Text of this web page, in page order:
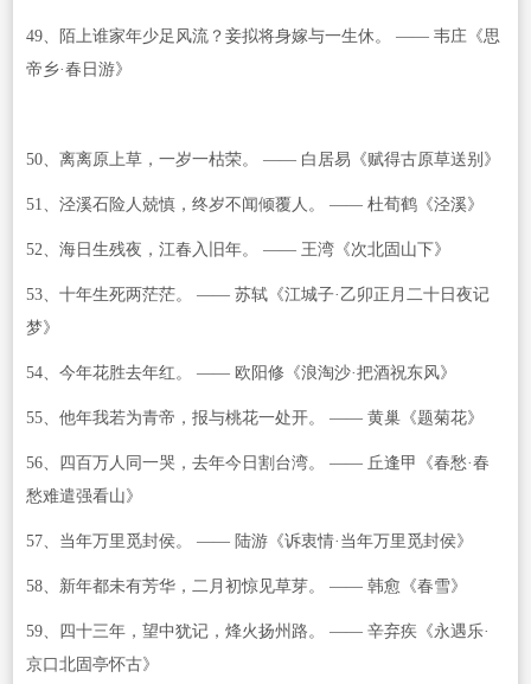
49、陌上谁家年少足风流？妾拟将身嫁与一生休。 —— 韦庄《思
帝乡·春日游》
50、离离原上草，一岁一枯荣。 —— 白居易《赋得古原草送别》
51、泾溪石险人兢慎，终岁不闻倾覆人。 —— 杜荀鹤《泾溪》
52、海日生残夜，江春入旧年。 —— 王湾《次北固山下》
53、十年生死两茫茫。 —— 苏轼《江城子·乙卯正月二十日夜记
梦》
54、今年花胜去年红。 —— 欧阳修《浪淘沙·把酒祝东风》
55、他年我若为青帝，报与桃花一处开。 —— 黄巢《题菊花》
56、四百万人同一哭，去年今日割台湾。 —— 丘逢甲《春愁·春
愁难遣强看山》
57、当年万里觅封侯。 —— 陆游《诉衷情·当年万里觅封侯》
58、新年都未有芳华，二月初惊见草芽。 —— 韩愈《春雪》
59、四十三年，望中犹记，烽火扬州路。 —— 辛弃疾《永遇乐·
京口北固亭怀古》